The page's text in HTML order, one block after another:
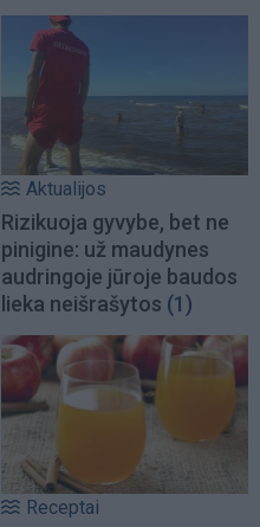
Aktualijos
Rizikuoja gyvybe, bet ne
pinigine: už maudynes
audringoje jūroje baudos
lieka neišrašytos (1)
Receptai